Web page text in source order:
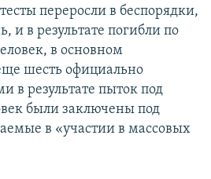
переросли в беспорядки,
и в результате погибли по
в основном
шесть официально
в результате пыток под
были заключены под
в «участии в массовых